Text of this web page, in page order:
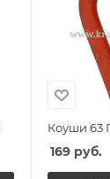
Коуши 63
169руб.